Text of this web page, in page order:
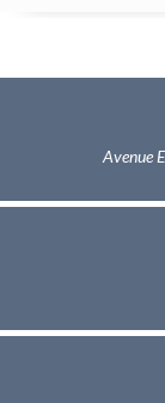
Avenue